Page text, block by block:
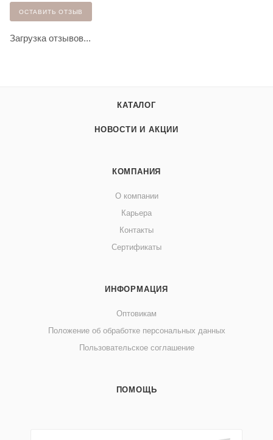
ОСТАВИТЬ ОТЗЫВ
Загрузка отзывов...
КАТАЛОГ
НОВОСТИ И АКЦИИ
КОМПАНИЯ
О компании
Карьера
Контакты
Сертификаты
ИНФОРМАЦИЯ
Оптовикам
Положение об обработке персональных данных
Пользовательское соглашение
ПОМОЩЬ